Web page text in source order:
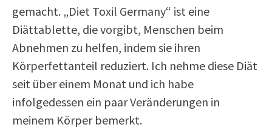
gemacht. „Diet Toxil Germany“ ist eine
Diättablette, die vorgibt, Menschen beim
Abnehmen zu helfen, indem sie ihren
Körperfettanteil reduziert. Ich nehme diese Diät
seit über einem Monat und ich habe
infolgedessen ein paar Veränderungen in
meinem Körper bemerkt.